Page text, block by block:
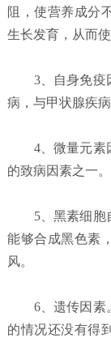
阻，使营养成分
生长发育，从而使
3、自身免疫因
病，与甲状腺疾
4、微量元素因
的致病因素之一。
5、黑素细胞自
能够合成黑色素
风。
6、遗传因素。
的情况还没有得